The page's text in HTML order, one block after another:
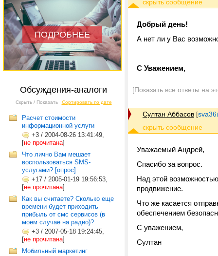
ПОДРОБНЕЕ
Обсуждения-аналоги
Скрыть / Показать Сортировать по дате
Расчет стоимости
информационной услуги
+3 / 2004-08-26 13:41:49,
[не прочитана]
Что лично Вам мешает
воспользоваться SMS-
услугами? [опрос]
+17 / 2005-01-19 19:56:53,
[не прочитана]
Как вы считаете? Сколько еще
времени будет приходить
прибыль от смс сервисов (в
моем случае на радио)?
+3 / 2007-05-18 19:24:45,
[не прочитана]
Мобильный маркетинг
Добрый день!
А нет ли у Вас
С Уважением,
[Показать все ответы на
Султан Аббасов [
Уважаемый Андрей,
Спасибо за вопрос.
Над этой
продвижение.
Что же касается
обеспечением
С уважением,
Султан